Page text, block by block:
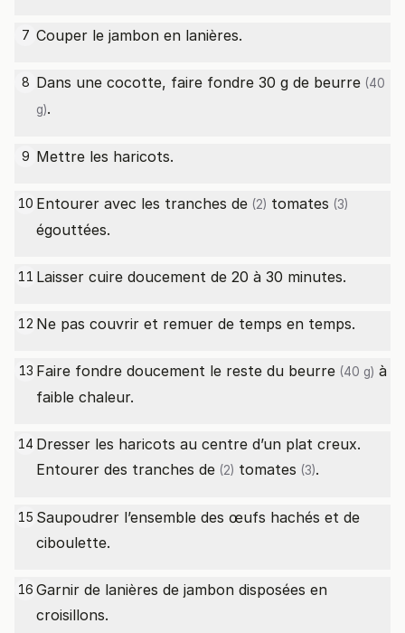
7 Couper le jambon en lanières.
8 Dans une cocotte, faire fondre 30 g de beurre (40
g).
9 Mettre les haricots.
10 Entourer avec les tranches de (2) tomates (3)
égouttées.
11 Laisser cuire doucement de 20 à 30 minutes.
12 Ne pas couvrir et remuer de temps en temps.
13 Faire fondre doucement le reste du beurre (40 g) à
faible chaleur.
14 Dresser les haricots au centre d’un plat creux.
Entourer des tranches de (2) tomates (3).
15 Saupoudrer l’ensemble des œufs hachés et de
ciboulette.
16 Garnir de lanières de jambon disposées en
croisillons.